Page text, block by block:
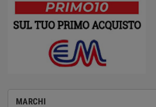
MARCHI